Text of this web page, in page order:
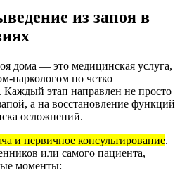
из запоя в
дома — это медицинская услуга,
наркологом по четко
Каждый этап направлен не просто
а на восстановление функций
осложнений.
и первичное консультирование.
или самого пациента,
моменты: